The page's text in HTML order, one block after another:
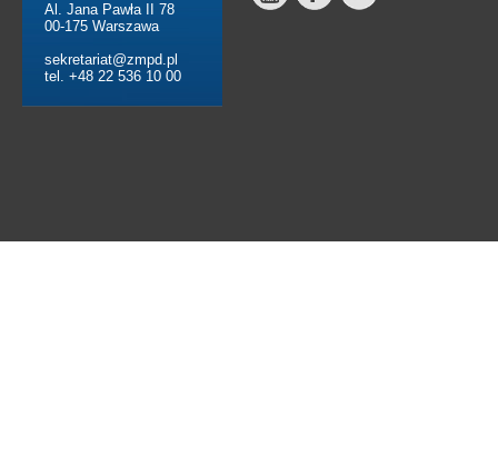
Al. Jana Pawła II 78
00-175 Warszawa
sekretariat@zmpd.pl
tel. +48 22 536 10 00